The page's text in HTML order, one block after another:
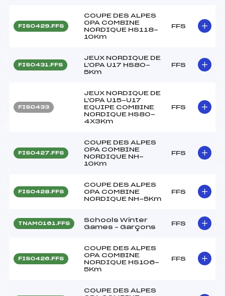
FIS0429.FFS
COUPE DES ALPES
OPA COMBINE
NORDIQUE HS118-
10Km
FFS
FIS0431.FFS
JEUX NORDIQUE DE
L'OPA U17 HS80-
5Km
FFS
FIS0433
JEUX NORDIQUE DE
L'OPA U15-U17
EQUIPE COMBINE
NORDIQUE HS80-
4X3Km
FFS
FIS0427.FFS
COUPE DES ALPES
OPA COMBINE
NORDIQUE NH-
10Km
FFS
FIS0428.FFS
COUPE DES ALPES
OPA COMBINE
NORDIQUE NH-5Km
FFS
TNAM0161.FFS
Schools Winter
Games – Garçons
FFS
FIS0426.FFS
COUPE DES ALPES
OPA COMBINE
NORDIQUE HS106-
5Km
FFS
COUPE DES ALPES